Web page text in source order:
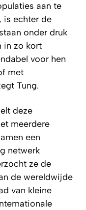
aan te
is echter de
onder druk
in zo kort
voor hen
met
Tung.
deze
meerdere
een
netwerk
ze de
de wereldwijde
van kleine